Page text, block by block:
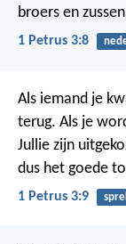
broers en
1 Petrus 3:8
Als iemand je
terug. Als je
Jullie zijn
dus het goede
1 Petrus 3:9